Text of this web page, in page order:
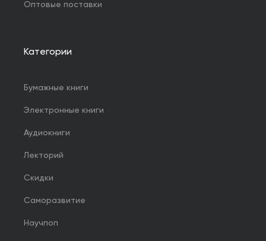
Оптовые поставки
Категории
Бумажные книги
Электронные книги
Аудиокниги
Лекторий
Скидки
Саморазвитие
Научпоп